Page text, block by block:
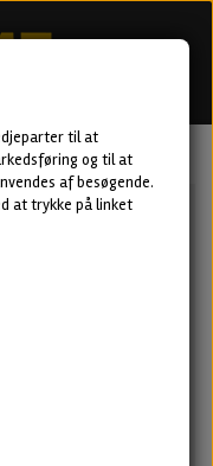
til at
og til at
af besøgende.
at trykke på linket